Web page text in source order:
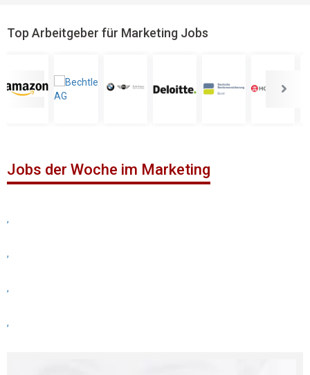
Top Arbeitgeber für Marketing Jobs
Jobs der Woche im Marketing
,
,
,
,